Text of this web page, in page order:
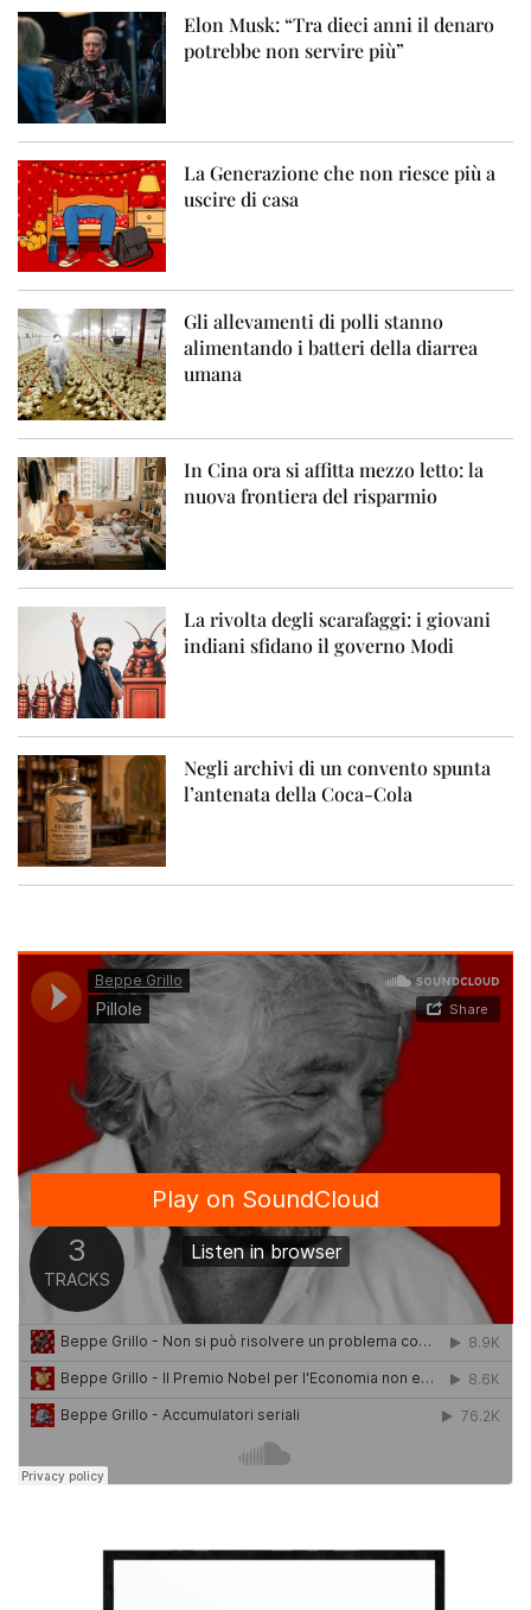
Elon Musk: “Tra dieci anni il denaro
potrebbe non servire più”
La Generazione che non riesce più a
uscire di casa
Gli allevamenti di polli stanno
alimentando i batteri della diarrea
umana
In Cina ora si affitta mezzo letto: la
nuova frontiera del risparmio
La rivolta degli scarafaggi: i giovani
indiani sfidano il governo Modi
Negli archivi di un convento spunta
l’antenata della Coca-Cola